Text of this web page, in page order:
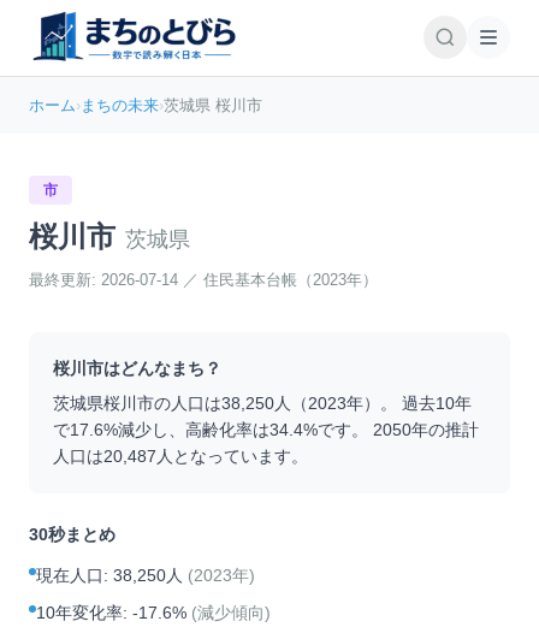
ホーム›まちの未来›茨城県 桜川市
市
桜川市 茨城県
最終更新: 2026-07-14 ／ 住民基本台帳（2023年）
桜川市はどんなまち？
茨城県桜川市の人口は38,250人（2023年）。 過去10年
で17.6%減少し、高齢化率は34.4%です。 2050年の推計
人口は20,487 人となっています。
30秒まとめ
現在人口: 38,250人 (2023年)
10年変化率: -17.6% (減少傾向)